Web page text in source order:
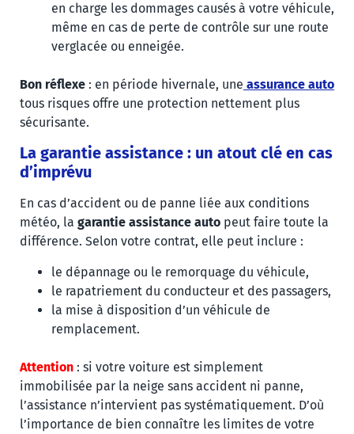
en charge les dommages causés à votre véhicule,
même en cas de perte de contrôle sur une route
verglacée ou enneigée.
Bon réflexe : en période hivernale, une assurance auto
tous risques offre une protection nettement plus
sécurisante.
La garantie assistance : un atout clé en cas
d’imprévu
En cas d’accident ou de panne liée aux conditions
météo, la garantie assistance auto peut faire toute la
différence. Selon votre contrat, elle peut inclure :
le dépannage ou le remorquage du véhicule,
le rapatriement du conducteur et des passagers,
la mise à disposition d’un véhicule de
remplacement.
Attention : si votre voiture est simplement
immobilisée par la neige sans accident ni panne,
l’assistance n’intervient pas systématiquement. D’où
l’importance de bien connaître les limites de votre